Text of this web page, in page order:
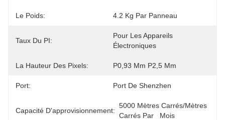
Le Poids: 4.2 Kg Par Panneau
Taux Du PI:
Pour Les Appareils
Électroniques
La Hauteur Des Pixels: P0,93 Mm P2,5 Mm
Port: Port De Shenzhen
Capacité D'approvisionnement:
5000 Mètres Carrés/mètres
Carrés Par   Mois